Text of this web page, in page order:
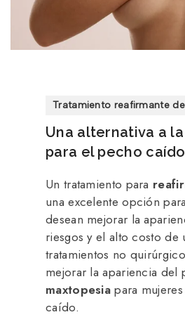
Tratamiento reafirmante
Una alternativa a
para el pecho
Un tratamiento para
una excelente opción
desean mejorar la
riesgos y el alto costo de
tratamientos no
mejorar la apariencia del
maxtopesia para
caído.